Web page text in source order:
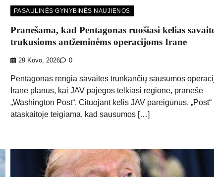
PASAULINĖS GYNYBINĖS NAUJIENOS
Pranešama, kad Pentagonas ruošiasi kelias
trukusioms antžeminėms operacijoms Irane
29 Kovo, 2026 0
Pentagonas rengia savaites trunkančių sausumos
Irane planus, kai JAV pajėgos telkiasi regione, pranešė
„Washington Post“. Cituojant kelis JAV pareigūnus, „Post“
ataskaitoje teigiama, kad sausumos […]